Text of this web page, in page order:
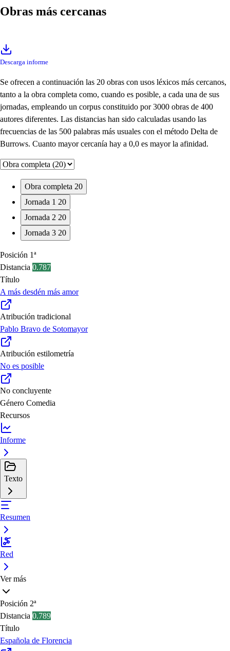
Obras más cercanas
Descarga informe
Se ofrecen a continuación las 20 obras con usos léxicos más cercanos,
tanto a la obra completa como, cuando es posible, a cada una de sus
jornadas, empleando un corpus constituido por 3000 obras de 400
autores diferentes. Las distancias han sido calculadas usando las
frecuencias de las 500 palabras más usuales con el método Delta de
Burrows. Cuanto mayor cercanía hay a 0,0 es mayor la afinidad.
Obra completa 20
Jornada 1 20
Jornada 2 20
Jornada 3 20
Posición 1ª
Distancia 0.787
Título
A más desdén más amor
Atribución tradicional
Pablo Bravo de Sotomayor
Atribución estilometría
No es posible
No concluyente
Género Comedia
Recursos
Informe
Texto
Resumen
Red
Ver más
Posición 2ª
Distancia 0.789
Título
Española de Florencia